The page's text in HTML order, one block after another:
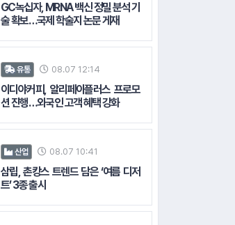
GC녹십자, MRNA 백신 정밀 분석 기
술 확보…국제 학술지 논문 게재
유통 08.07 12:14
이디야커피, 알리페이플러스 프로모
션 진행…외국인 고객 혜택 강화
산업 08.07 10:41
삼립, 촌캉스 트렌드 담은 ‘여름 디저
트’ 3종 출시